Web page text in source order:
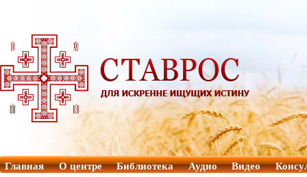
Главная О центре Библиотека Аудио Видео